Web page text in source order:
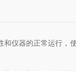
器的正常运行，